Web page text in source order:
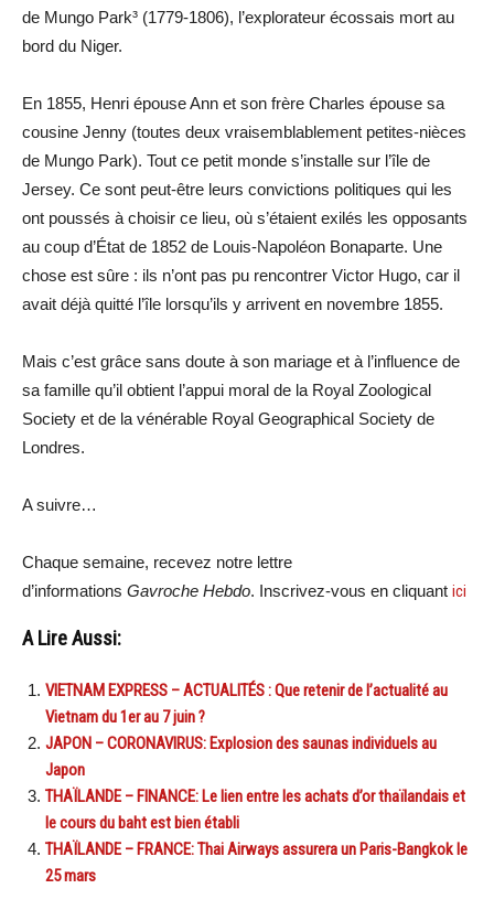
de Mungo Park³ (1779-1806), l’explorateur écossais mort au
bord du Niger.
En 1855, Henri épouse Ann et son frère Charles épouse sa
cousine Jenny (toutes deux vraisemblablement petites-nièces
de Mungo Park). Tout ce petit monde s’installe sur l’île de
Jersey. Ce sont peut-être leurs convictions politiques qui les
ont poussés à choisir ce lieu, où s’étaient exilés les opposants
au coup d’État de 1852 de Louis-Napoléon Bonaparte. Une
chose est sûre : ils n’ont pas pu rencontrer Victor Hugo, car il
avait déjà quitté l’île lorsqu’ils y arrivent en novembre 1855.
Mais c’est grâce sans doute à son mariage et à l’influence de
sa famille qu’il obtient l’appui moral de la Royal Zoological
Society et de la vénérable Royal Geographical Society de
Londres.
A suivre…
Chaque semaine, recevez notre lettre
d’informations Gavroche Hebdo. Inscrivez-vous en cliquant ici
A Lire Aussi:
VIETNAM EXPRESS – ACTUALITÉS : Que retenir de l’actualité au
Vietnam du 1er au 7 juin ?
JAPON – CORONAVIRUS: Explosion des saunas individuels au
Japon
THAÏLANDE – FINANCE: Le lien entre les achats d’or thaïlandais et
le cours du baht est bien établi
THAÏLANDE – FRANCE: Thai Airways assurera un Paris-Bangkok le
25 mars